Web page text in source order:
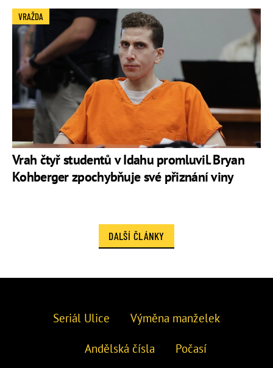
Vrah čtyř studentů v Idahu promluvil. Bryan
Kohberger zpochybňuje své přiznání viny
VRAŽDA
DALŠÍ ČLÁNKY
Seriál Ulice Výměna manželek
Andělská čísla Počasí